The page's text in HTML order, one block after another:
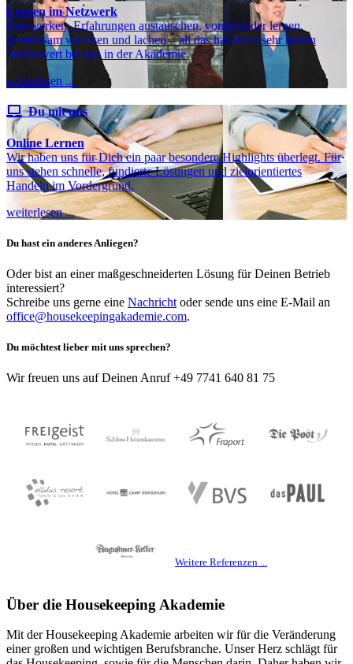
Lernen im Netzwerk
Netzwerken, Erfahrungen austauschen, voneinander lernen,
gemeinsam wachsen und lachen – all das hat einen sehr hohen
Stellenwert bei uns in der Akademie.
weiterlesen ...
Du mit uns
Online Lernen
Wir haben uns für Dich ein paar besondere Highlights überlegt. Für
uns stehen schnelle, fundierte Lösungen und zielorientiertes
Handeln im Vordergrund.
weiterlesen ...
Du hast ein anderes Anliegen?
Oder bist an einer maßgeschneiderten Lösung für Deinen Betrieb
interessiert?
Schreibe uns gerne eine Nachricht oder sende uns eine E-Mail an
office@housekeepingakademie.com.
Du möchtest lieber mit uns sprechen?
Wir freuen uns auf Deinen Anruf +49 7741 640 81 75
Weitere Referenzen ...
Über die Housekeeping Akademie
Mit der Housekeeping Akademie arbeiten wir für die Veränderung
einer großen und wichtigen Berufsbranche. Unser Herz schlägt für